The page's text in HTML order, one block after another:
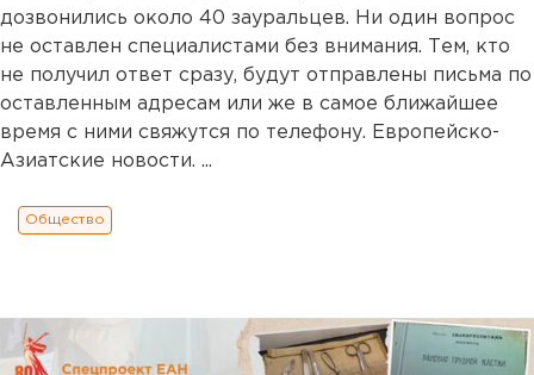
дозвонились около 40 зауральцев. Ни один вопрос
не оставлен специалистами без внимания. Тем, кто
не получил ответ сразу, будут отправлены письма по
оставленным адресам или же в самое ближайшее
время с ними свяжутся по телефону. Европейско-
Азиатские новости. ...
Общество